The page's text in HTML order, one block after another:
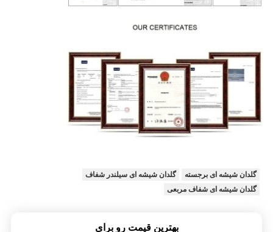
گلدان شیشه ای برجسته
گلدان شیشه ای سیلندر شفاف
گلدان شیشه ای شفاف مربعی
بهترين قيمت رو براي